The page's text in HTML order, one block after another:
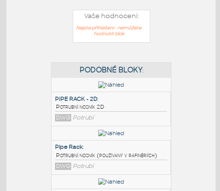
Vaše hodnocení:
Nejste přihlášeni - nemůžete
hodnotit blok
PODOBNÉ BLOKY:
PIPE RACK - 2D:
Potrubní nosník 2D